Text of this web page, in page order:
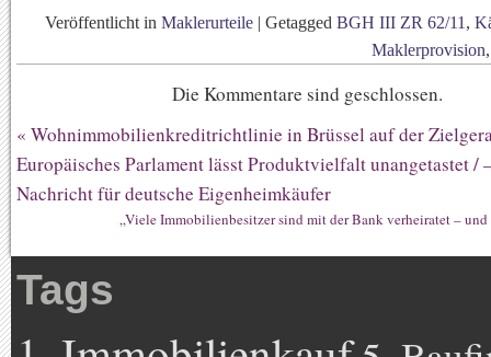
Veröffentlicht in Maklerurteile | Getagged BGH III ZR 62/11 ,
Maklerprovision
Die Kommentare sind geschlossen.
« Wohnimmobilienkreditrichtlinie in Brüssel auf der
Europäisches Parlament lässt Produktvielfalt unangetastet /
Nachricht für deutsche Eigenheimkäufer
„Viele Immobilienbesitzer sind mit der Bank verheiratet – und
Tags